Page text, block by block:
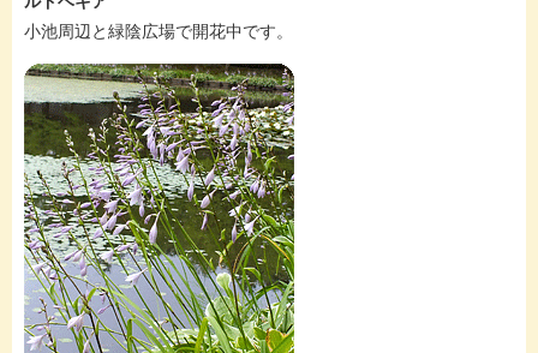
小池周辺と緑陰広場で開花中です。